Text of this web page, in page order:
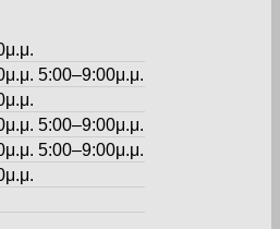
5:00–9:00μ.μ.
5:00–9:00μ.μ.
5:00–9:00μ.μ.